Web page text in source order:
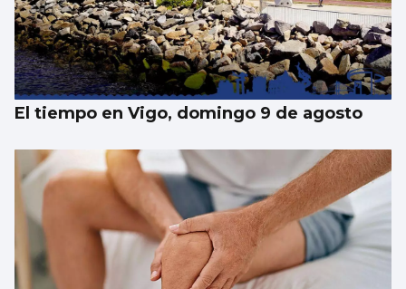
Xanma Louro, de The Rapants: “Sempre foi
complicado dicir que tocamos. Somos un
guiso, abertos a todo”
El tiempo en Vigo, domingo 9 de agosto